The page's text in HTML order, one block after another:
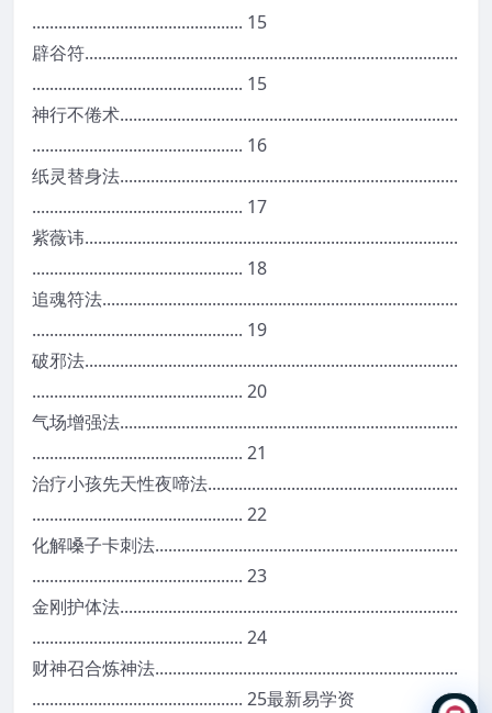
................................................ 15
辟谷符.....................................................................................
................................................ 15
神行不倦术.............................................................................
................................................ 16
纸灵替身法.............................................................................
................................................ 17
紫薇讳.....................................................................................
................................................ 18
追魂符法.................................................................................
................................................ 19
破邪法.....................................................................................
................................................ 20
气场增强法.............................................................................
................................................ 21
治疗小孩先天性夜啼法.........................................................
................................................ 22
化解嗓子卡刺法.....................................................................
................................................ 23
金刚护体法.............................................................................
................................................ 24
财神召合炼神法.....................................................................
................................................ 25最新易学资